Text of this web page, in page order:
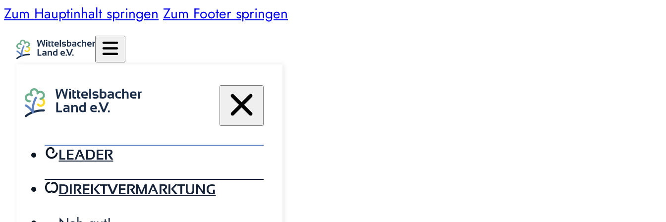
Zum Hauptinhalt springen Zum Footer springen
LEADER
DIREKTVERMARKTUNG